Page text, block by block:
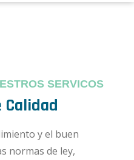
SERVICOS
Calidad
y el buen
normas de ley,